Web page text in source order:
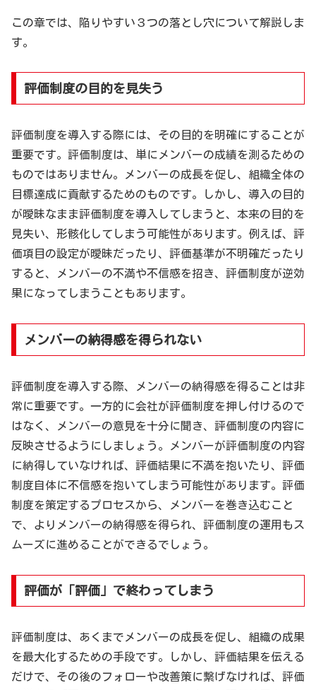
この章では、陥りやすい３つの落とし穴について解説しま
す。
評価制度の目的を見失う
評価制度を導入する際には、その目的を明確にすることが
重要です。評価制度は、単にメンバーの成績を測るための
ものではありません。メンバーの成長を促し、組織全体の
目標達成に貢献するためのものです。しかし、導入の目的
が曖昧なまま評価制度を導入してしまうと、本来の目的を
見失い、形骸化してしまう可能性があります。例えば、評
価項目の設定が曖昧だったり、評価基準が不明確だったり
すると、メンバーの不満や不信感を招き、評価制度が逆効
果になってしまうこともあります。
メンバーの納得感を得られない
評価制度を導入する際、メンバーの納得感を得ることは非
常に重要です。一方的に会社が評価制度を押し付けるので
はなく、メンバーの意見を十分に聞き、評価制度の内容に
反映させるようにしましょう。メンバーが評価制度の内容
に納得していなければ、評価結果に不満を抱いたり、評価
制度自体に不信感を抱いてしまう可能性があります。評価
制度を策定するプロセスから、メンバーを巻き込むこと
で、よりメンバーの納得感を得られ、評価制度の運用もス
ムーズに進めることができるでしょう。
評価が「評価」で終わってしまう
評価制度は、あくまでメンバーの成長を促し、組織の成果
を最大化するための手段です。しかし、評価結果を伝える
だけで、その後のフォローや改善策に繋げなければ、評価